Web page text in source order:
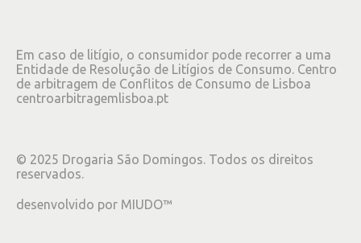
Em caso de litígio, o consumidor pode recorrer a uma
Entidade de Resolução de Litígios de Consumo. Centro
de arbitragem de Conflitos de Consumo de Lisboa
centroarbitragemlisboa.pt
© 2025 Drogaria São Domingos. Todos os direitos
reservados.
desenvolvido por MIUDO™